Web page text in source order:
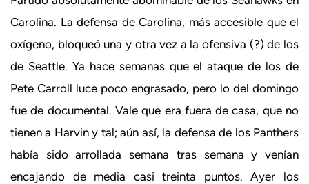
Carolina. La defensa de Carolina, más accesible que el
oxígeno, bloqueó una y otra vez a la ofensiva (?) de los
de Seattle. Ya hace semanas que el ataque de los de
Pete Carroll luce poco engrasado, pero lo del domingo
fue de documental. Vale que era fuera de casa, que no
tienen a Harvin y tal; aún así, la defensa de los Panthers
había sido arrollada semana tras semana y venían
encajando de media casi treinta puntos. Ayer los